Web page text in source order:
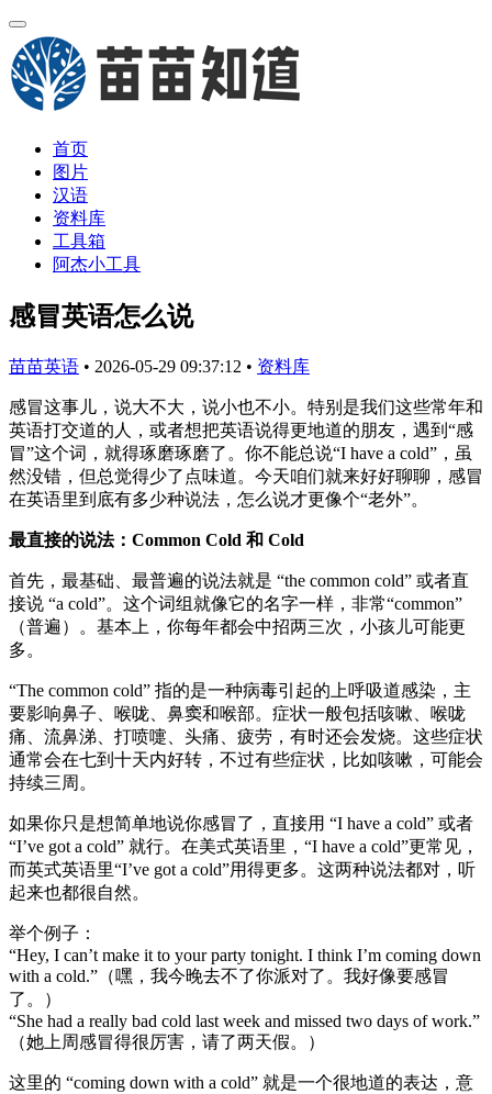
首页
图片
汉语
资料库
工具箱
阿杰小工具
感冒英语怎么说
苗苗英语 • 2026-05-29 09:37:12 • 资料库
感冒这事儿，说大不大，说小也不小。特别是我们这些常年和
英语打交道的人，或者想把英语说得更地道的朋友，遇到“感
冒”这个词，就得琢磨琢磨了。你不能总说“I have a cold”，虽
然没错，但总觉得少了点味道。今天咱们就来好好聊聊，感冒
在英语里到底有多少种说法，怎么说才更像个“老外”。
最直接的说法：Common Cold 和 Cold
首先，最基础、最普遍的说法就是 “the common cold” 或者直
接说 “a cold”。这个词组就像它的名字一样，非常“common”
（普遍）。基本上，你每年都会中招两三次，小孩儿可能更
多。
“The common cold” 指的是一种病毒引起的上呼吸道感染，主
要影响鼻子、喉咙、鼻窦和喉部。症状一般包括咳嗽、喉咙
痛、流鼻涕、打喷嚏、头痛、疲劳，有时还会发烧。这些症状
通常会在七到十天内好转，不过有些症状，比如咳嗽，可能会
持续三周。
如果你只是想简单地说你感冒了，直接用 “I have a cold” 或者
“I’ve got a cold” 就行。在美式英语里，“I have a cold”更常见，
而英式英语里“I’ve got a cold”用得更多。这两种说法都对，听
起来也都很自然。
举个例子：
“Hey, I can’t make it to your party tonight. I think I’m coming down
with a cold.”（嘿，我今晚去不了你派对了。我好像要感冒
了。）
“She had a really bad cold last week and missed two days of work.”
（她上周感冒得很厉害，请了两天假。）
这里的 “coming down with a cold” 就是一个很地道的表达，意